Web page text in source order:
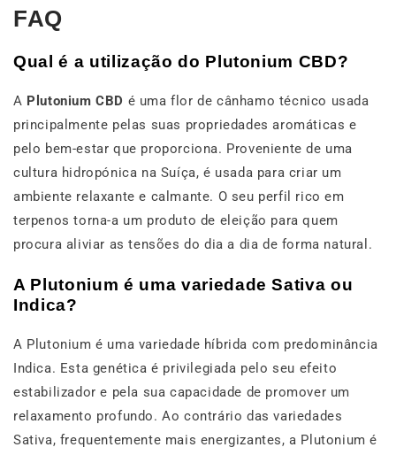
FAQ
Qual é a utilização do Plutonium CBD?
A Plutonium CBD é uma flor de cânhamo técnico usada
principalmente pelas suas propriedades aromáticas e
pelo bem-estar que proporciona. Proveniente de uma
cultura hidropónica na Suíça, é usada para criar um
ambiente relaxante e calmante. O seu perfil rico em
terpenos torna-a um produto de eleição para quem
procura aliviar as tensões do dia a dia de forma natural.
A Plutonium é uma variedade Sativa ou
Indica?
A Plutonium é uma variedade híbrida com predominância
Indica. Esta genética é privilegiada pelo seu efeito
estabilizador e pela sua capacidade de promover um
relaxamento profundo. Ao contrário das variedades
Sativa, frequentemente mais energizantes, a Plutonium é